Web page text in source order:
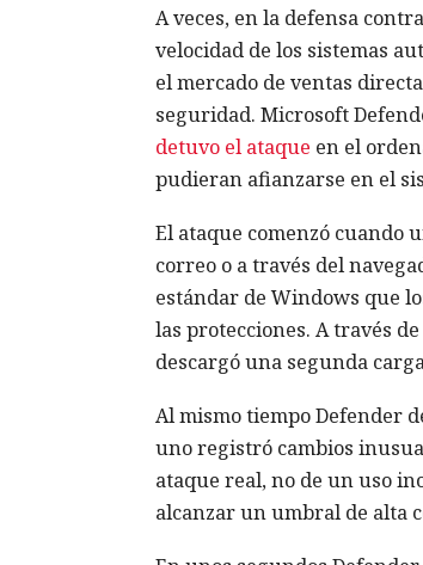
A veces, en la defensa
velocidad de los sistemas
el mercado de ventas
seguridad. Microsoft
detuvo el ataque en el
pudieran afianzarse en el
El ataque comenzó cuando
correo o a través del
estándar de Windows que
las protecciones. A través
descargó una segunda
Al mismo tiempo Defender
uno registró cambios
ataque real, no de un uso
alcanzar un umbral de alta